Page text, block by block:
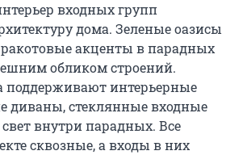
входных групп
дома. Зеленые оазисы
акценты в парадных
обликом строений.
поддерживают интерьерные
диваны, стеклянные входные
внутри парадных. Все
сквозные, а входы в них